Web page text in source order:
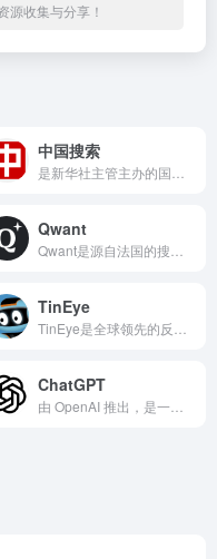
源收集与分享！
中国搜索
Qwant
TinEye
ChatGPT